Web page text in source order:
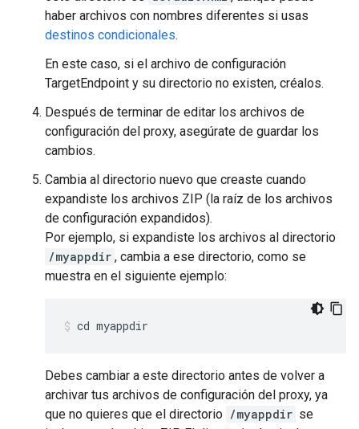
haber archivos con nombres diferentes si usas
destinos condicionales.
En este caso, si el archivo de configuración
TargetEndpoint y su directorio no existen, créalos.
Después de terminar de editar los archivos de
configuración del proxy, asegúrate de guardar los
cambios.
Cambia al directorio nuevo que creaste cuando
expandiste los archivos ZIP (la raíz de los archivos
de configuración expandidos).
Por ejemplo, si expandiste los archivos al directorio
/myappdir , cambia a ese directorio, como se
muestra en el siguiente ejemplo:
cd myappdir
Debes cambiar a este directorio antes de volver a
archivar tus archivos de configuración del proxy, ya
que no quieres que el directorio /myappdir se